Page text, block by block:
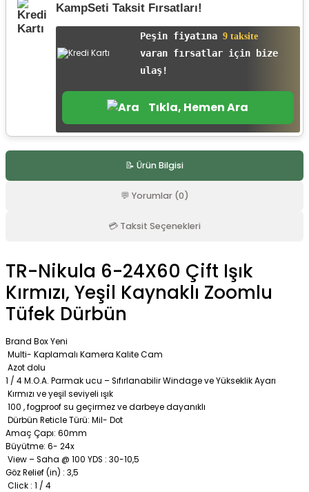
KampSeti Taksit Fırsatları!
Peşin fiyatına 9 taksite
varan fırsatlar için bize
ulaş!
Tıkla, Hemen Ara
📝 Ürün Bilgisi
💬 Yorumlar (0)
💳 Taksit Seçenekleri
TR-Nikula 6-24X60 Çift Işık
Kırmızı, Yeşil Kaynaklı Zoomlu
Tüfek Dürbün
Brand Box Yeni
Multi- Kaplamalı Kamera Kalite Cam
Azot dolu
1 / 4 M.O.A. Parmak ucu – Sıfırlanabilir Windage ve Yükseklik Ayarı
Kırmızı ve yeşil seviyeli ışık
100 , fogproof su geçirmez ve darbeye dayanıklı
Dürbün Reticle Türü: Mil- Dot
Amaç Çapı: 60mm
Büyütme: 6- 24x
View – Saha @ 100 YDS : 30-10,5
Göz Relief (in) : 3,5
Click : 1 / 4